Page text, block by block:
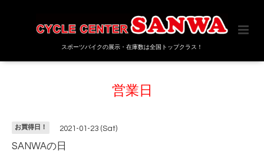
スポーツバイクの展示・在庫数は全国トップクラス！
営業日
お買得日！ 2021-01-23 (Sat)
SANWAの日